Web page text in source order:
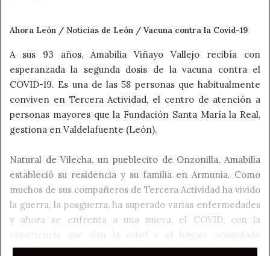
Ahora León / Noticias de León / Vacuna contra la Covid-19
A sus 93 años, Amabilia Viñayo Vallejo recibía con
esperanzada la segunda dosis de la vacuna contra el
COVID-19. Es una de las 58 personas que habitualmente
conviven en Tercera Actividad, el centro de atención a
personas mayores que la Fundación Santa María la Real,
gestiona en Valdelafuente (León).
Natural de Vilecha, un pueblecito de Onzonilla, Amabilia
estableció su residencia y su familia en Armunia. Como
muchos de sus compañeros de Tercera Actividad ha vivido
la guerra, la posguerra, ha superado varias enfermedades
y ahora se enfrenta a una nueva, el COVID, con la
experiencia que dan la edad y el bagaje acumulado
durante años como ama de casa y ganadera, criando a sus